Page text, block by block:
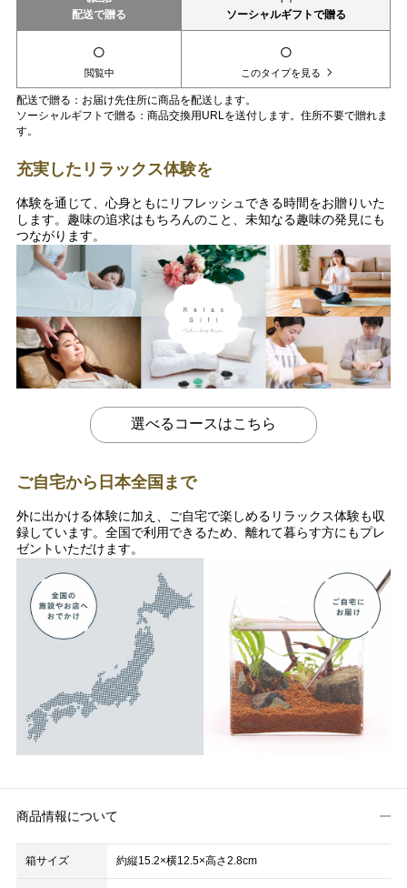
配送で贈る ソーシャルギフトで贈る
○
閲覧中
○
このタイプを見る
配送で贈る：お届け先住所に商品を配送します。
ソーシャルギフトで贈る：商品交換用URLを送付します。住所不要で贈れま
す。
充実したリラックス体験を
体験を通じて、心身ともにリフレッシュできる時間をお贈りいた
します。趣味の追求はもちろんのこと、未知なる趣味の発見にも
つながります。
選べるコースはこちら
ご自宅から日本全国まで
外に出かける体験に加え、ご自宅で楽しめるリラックス体験も収
録しています。全国で利用できるため、離れて暮らす方にもプレ
ゼントいただけます。
商品情報について
箱サイズ 約縦15.2×横12.5×高さ2.8cm